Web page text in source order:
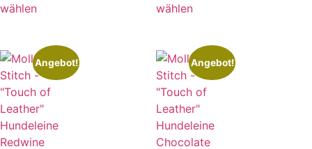
wählen
wählen
Angebot! Angebot!